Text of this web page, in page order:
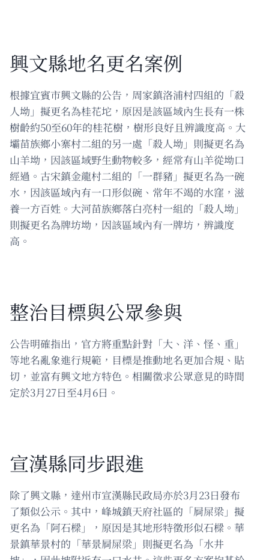
興文縣地名更名案例
根據宜賓市興文縣的公告，周家鎮洛浦村四組的「殺
人坳」擬更名為桂花坨，原因是該區域內生長有一株
樹齡約50至60年的桂花樹，樹形良好且辨識度高。大
壩苗族鄉小寨村二組的另一處「殺人坳」則擬更名為
山羊坳，因該區域野生動物較多，經常有山羊從坳口
經過。古宋鎮金龍村二組的「一群豬」擬更名為一碗
水，因該區域內有一口形似碗、常年不竭的水窪，滋
養一方百姓。大河苗族鄉落白亮村一組的「殺人坳」
則擬更名為牌坊坳，因該區域內有一牌坊，辨識度
高。
整治目標與公眾參與
公告明確指出，官方將重點針對「大、洋、怪、重」
等地名亂象進行規範，目標是推動地名更加合規、貼
切，並富有興文地方特色。相關徵求公眾意見的時間
定於3月27日至4月6日。
宣漢縣同步跟進
除了興文縣，達州市宣漢縣民政局亦於3月23日發布
了類似公示。其中，峰城鎮天府社區的「屙屎梁」擬
更名為「阿石樑」，原因是其地形特徵形似石樑。華
景鎮華景村的「華景屙屎梁」則擬更名為「水井